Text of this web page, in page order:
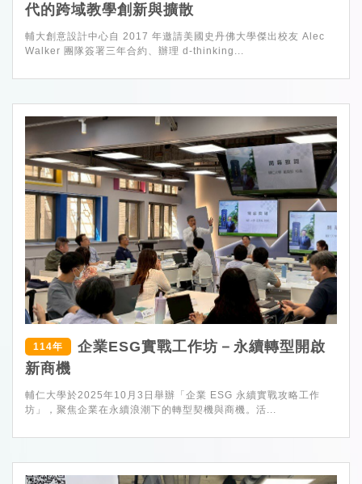
代的跨域教學創新與擴散
輔大創意設計中心自 2017 年邀請美國史丹佛大學傑出校友 Alec
Walker 團隊簽署三年合約、辦理 d-thinking...
114年
企業ESG實戰工作坊－永續轉型開啟
新商機
輔仁大學於2025年10月3日舉辦「企業 ESG 永續實戰攻略工作
坊」，聚焦企業在永續浪潮下的轉型契機與商機。活...